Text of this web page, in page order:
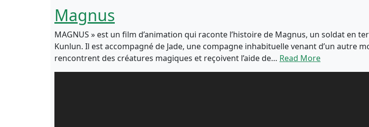
Magnus
MAGNUS » est un film d’animation qui raconte l’histoire de Magnus, un soldat en
Kunlun. Il est accompagné de Jade, une compagne inhabituelle venant d’un autre
rencontrent des créatures magiques et reçoivent l’aide de… Read More